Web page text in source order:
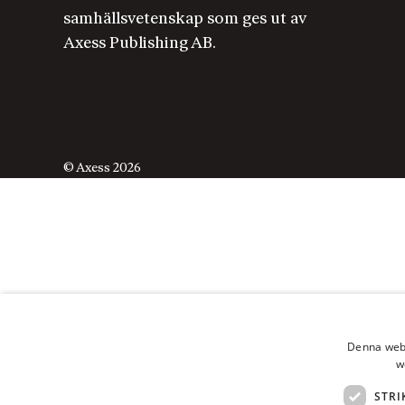
samhällsvetenskap som ges ut av
Axess Publishing AB.
© Axess 2026
Denna